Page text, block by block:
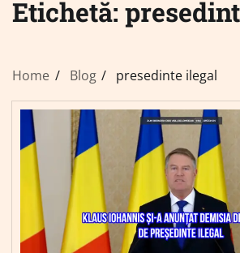
Etichetă:
Home Blog presedinte ilegal